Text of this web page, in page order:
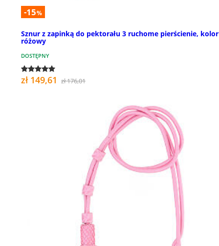
-15%
Sznur z zapinką do pektorału 3 ruchome pierścienie, kolor
różowy
DOSTĘPNY
zł 149,61 zł 176,01